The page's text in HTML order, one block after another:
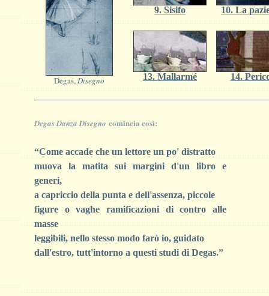
Degas,Disegno
9. Sisifo 10. La
13. Mallarmé 14.
Degas Danza Disegno comincia così:
“Come accade che un lettore un po' distratto
muova la matita sui margini d'un libro e
generi,
a capriccio della punta e dell'assenza, piccole
figure o vaghe ramificazioni di contro alle
masse
leggibili, nello stesso modo farò io, guidato
dall'estro, tutt'intorno a questi studi di Degas.”